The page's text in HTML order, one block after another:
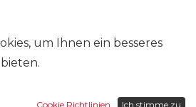
um Ihnen ein besseres
Cookie Richtlinien Ich stimme zu